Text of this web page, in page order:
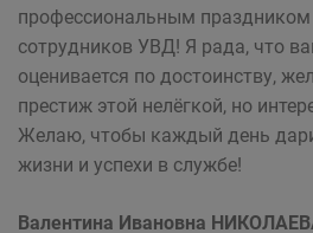
профессиональным
сотрудников УВД! Я рада, что
оценивается по достоинству,
престиж этой нелёгкой, но
Желаю, чтобы каждый день
жизни и успехи в службе!
Валентина Ивановна